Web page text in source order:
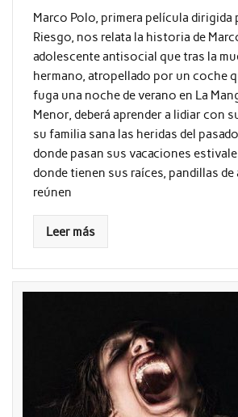
Marco Polo, primera película dirigida
Riesgo, nos relata la historia de
adolescente antisocial que tras la
hermano, atropellado por un coche
fuga una noche de verano en La
Menor, deberá aprender a lidiar con
su familia sana las heridas del
donde pasan sus vacaciones
donde tienen sus raíces, pandillas de
reúnen
Leer más